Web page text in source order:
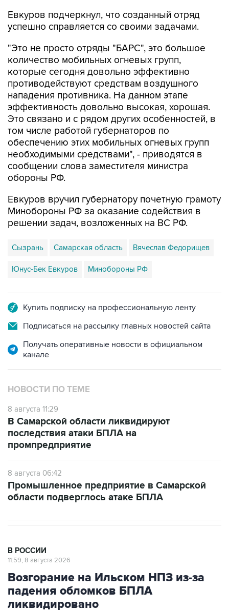
Евкуров подчеркнул, что созданный отряд
успешно справляется со своими задачами.
"Это не просто отряды "БАРС", это большое
количество мобильных огневых групп,
которые сегодня довольно эффективно
противодействуют средствам воздушного
нападения противника. На данном этапе
эффективность довольно высокая, хорошая.
Это связано и с рядом других особенностей, в
том числе работой губернаторов по
обеспечению этих мобильных огневых групп
необходимыми средствами", - приводятся в
сообщении слова заместителя министра
обороны РФ.
Евкуров вручил губернатору почетную грамоту
Минобороны РФ за оказание содействия в
решении задач, возложенных на ВС РФ.
Сызрань Самарская область Вячеслав Федорищев
Юнус-Бек Евкуров Минобороны РФ
Купить подписку на профессиональную ленту
Подписаться на рассылку главных новостей сайта
Получать оперативные новости в официальном
канале
НОВОСТИ ПО ТЕМЕ
8 августа 11:29
В Самарской области ликвидируют
последствия атаки БПЛА на
промпредприятие
8 августа 06:42
Промышленное предприятие в Самарской
области подверглось атаке БПЛА
В РОССИИ
11:59, 8 августа 2026
Возгорание на Ильском НПЗ из-за
падения обломков БПЛА
ликвидировано